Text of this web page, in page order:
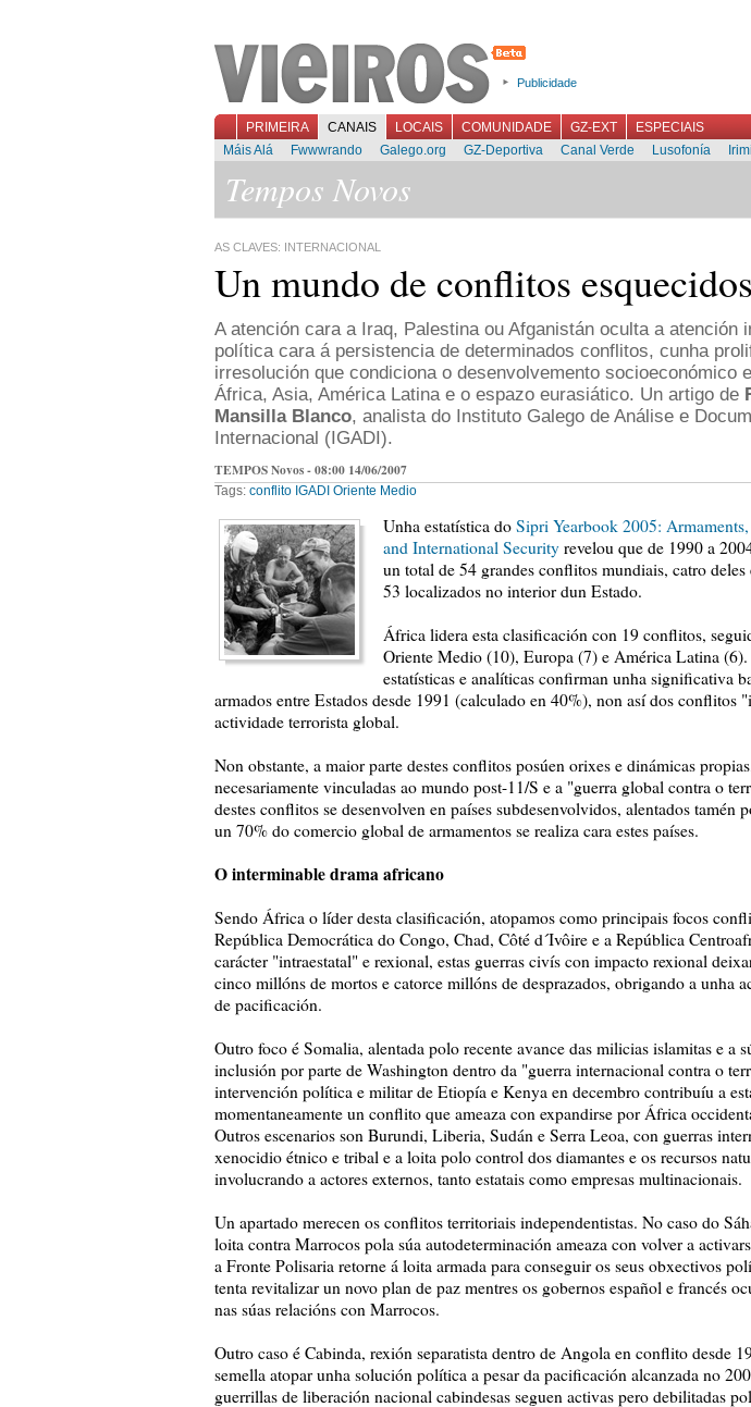
Publicidade
PRIMEIRA CANAIS LOCAIS COMUNIDADE GZ-EXT
ESPECIAIS
Máis Alá
Fwwwrando Galego.org GZ-Deportiva Canal Verde Lusofonía
Tempos Novos
AS CLAVES: INTERNACIONAL
Un mundo de conflitos esquecidos
A atención cara a Iraq, Palestina ou Afganistán oculta a atención
política cara á persistencia de determinados conflitos, cunha
irresolución que condiciona o desenvolvemento socioeconómico
África, Asia, América Latina e o espazo eurasiático. Un artigo de
Mansilla Blanco, analista do Instituto Galego de Análise e
Internacional (IGADI).
TEMPOS Novos - 08:00 14/06/2007
Tags: conflito IGADI Oriente Medio
Unha estatística do Sipri Yearbook 2005:
and International Security revelou que de 1990 a
un total de 54 grandes conflitos mundiais, catro deles
53 localizados no interior dun Estado.
África lidera esta clasificación con 19 conflitos,
Oriente Medio (10), Europa (7) e América Latina (6).
estatísticas e analíticas confirman unha significativa
armados entre Estados desde 1991 (calculado en 40%), non así dos conflitos
actividade terrorista global.
Non obstante, a maior parte destes conflitos posúen orixes e dinámicas
necesariamente vinculadas ao mundo post-11/S e a "guerra global contra o
destes conflitos se desenvolven en países subdesenvolvidos, alentados tamén
un 70% do comercio global de armamentos se realiza cara estes países.
O interminable drama africano
Sendo África o líder desta clasificación, atopamos como principais focos
República Democrática do Congo, Chad, Côté d´Ivôire e a República
carácter "intraestatal" e rexional, estas guerras civís con impacto rexional
cinco millóns de mortos e catorce millóns de desprazados, obrigando a unha
de pacificación.
Outro foco é Somalia, alentada polo recente avance das milicias islamitas e a
inclusión por parte de Washington dentro da "guerra internacional contra o
intervención política e militar de Etiopía e Kenya en decembro contribuíu a
momentaneamente un conflito que ameaza con expandirse por África
Outros escenarios son Burundi, Liberia, Sudán e Serra Leoa, con guerras
xenocidio étnico e tribal e a loita polo control dos diamantes e os recursos
involucrando a actores externos, tanto estatais como empresas multinacionais.
Un apartado merecen os conflitos territoriais independentistas. No caso do
loita contra Marrocos pola súa autodeterminación ameaza con volver a
a Fronte Polisaria retorne á loita armada para conseguir os seus obxectivos
tenta revitalizar un novo plan de paz mentres os gobernos español e francés
nas súas relacións con Marrocos.
Outro caso é Cabinda, rexión separatista dentro de Angola en conflito desde
semella atopar unha solución política a pesar da pacificación alcanzada no
guerrillas de liberación nacional cabindesas seguen activas pero debilitadas